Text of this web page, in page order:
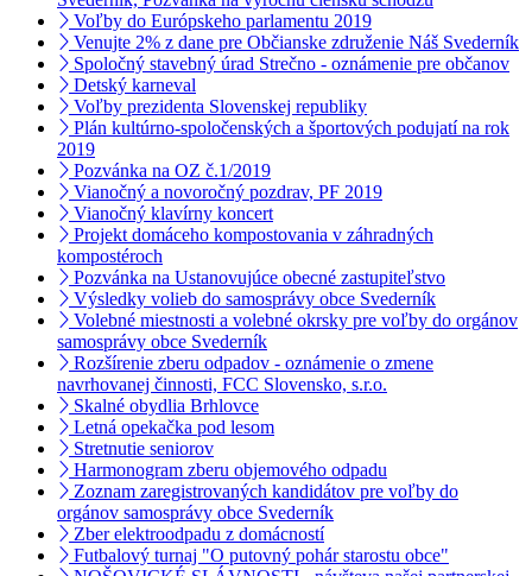
Voľby do Európskeho parlamentu 2019
Venujte 2% z dane pre Občianske združenie Náš Svederník
Spoločný stavebný úrad Strečno - oznámenie pre občanov
Detský karneval
Voľby prezidenta Slovenskej republiky
Plán kultúrno-spoločenských a športových podujatí na rok
2019
Pozvánka na OZ č.1/2019
Vianočný a novoročný pozdrav, PF 2019
Vianočný klavírny koncert
Projekt domáceho kompostovania v záhradných
kompostéroch
Pozvánka na Ustanovujúce obecné zastupiteľstvo
Výsledky volieb do samosprávy obce Svederník
Volebné miestnosti a volebné okrsky pre voľby do orgánov
samosprávy obce Svederník
Rozšírenie zberu odpadov - oznámenie o zmene
navrhovanej činnosti, FCC Slovensko, s.r.o.
Skalné obydlia Brhlovce
Letná opekačka pod lesom
Stretnutie seniorov
Harmonogram zberu objemového odpadu
Zoznam zaregistrovaných kandidátov pre voľby do
orgánov samosprávy obce Svederník
Zber elektroodpadu z domácností
Futbalový turnaj "O putovný pohár starostu obce"